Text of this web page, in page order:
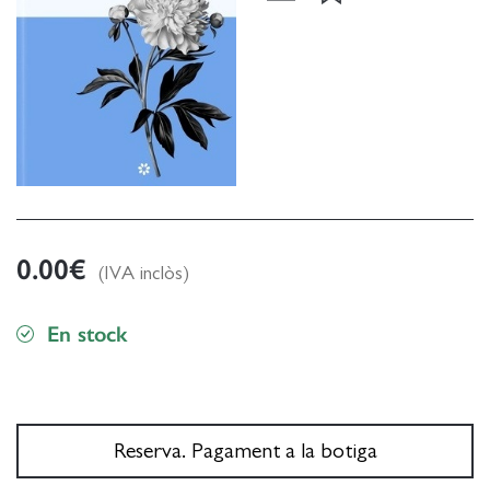
0.00€ (IVA inclòs)
En stock
Reserva. Pagament a la botiga